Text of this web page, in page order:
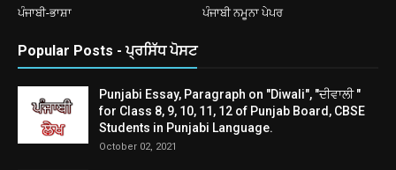
ਪੰਜਾਬੀ-ਭਾਸ਼ਾ
ਪੰਜਾਬੀ ਨਮੂਨਾ ਪੇਪਰ
Popular Posts - ਪ੍ਰਸਿੱਧ ਪੋਸਟ
Punjabi Essay, Paragraph on "Diwali", "ਦੀਵਾਲੀ "
for Class 8, 9, 10, 11, 12 of Punjab Board, CBSE
Students in Punjabi Language.
October 02, 2021